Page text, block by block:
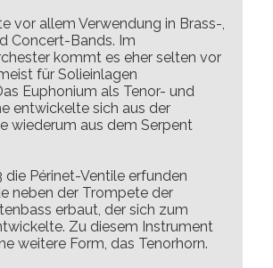
vor allem Verwendung in Brass-,
Concert-Bands. Im
kommt es eher selten vor
für Solieinlagen
Euphonium als Tenor- und
entwickelte sich aus der
wiederum aus dem Serpent
die Périnet-Ventile erfunden
neben der Trompete der
erbaut, der sich zum
Zu diesem Instrument
weitere Form, das Tenorhorn.